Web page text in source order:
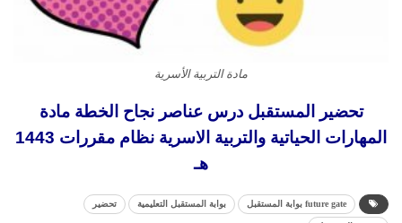
مادة التربية الأسرية
تحضير المستقبل درس عناصر نجاح الخطة مادة
المهارات الحياتية والتربية الاسرية نظام مقررات 1443
هـ
future gate بوابة المستقبل بوابة المستقبل التعليمية تحضير